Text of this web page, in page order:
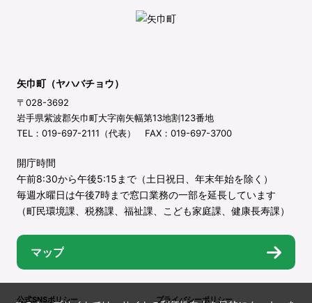
矢巾町（ヤハバチョウ）
〒028-3692
岩手県紫波郡矢巾町大字南矢幅第13地割123番地
TEL：019-697-2111（代表） FAX：019-697-3700
開庁時間
午前8:30から午後5:15まで（土日祝日、年末年始を除く）
毎週水曜日は午後7時まで窓口業務の一部を延長しています
（町民環境課、税務課、福祉課、こども家庭課、健康長寿課）
マップ
公式SNSポリシー プライバシーポリシー